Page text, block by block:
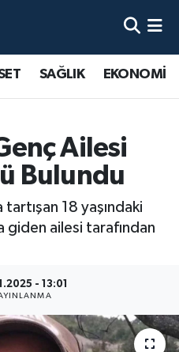
SAĞLIK EKONOMİ
Ailesi
Bulundu
tartışan 18 yaşındaki
giden ailesi tarafından
- 13:01
Haritası
ve Fikstür